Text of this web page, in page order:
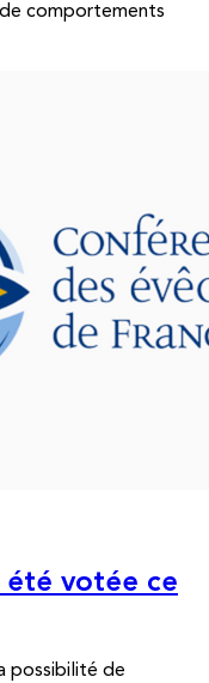
comportements
été votée ce
possibilité de